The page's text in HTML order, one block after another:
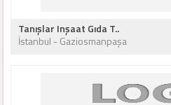
Tanışlar Inşaat Gıda T..
İstanbul - Gaziosmanpaşa